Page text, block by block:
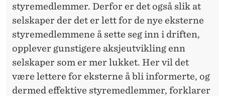
styremedlemmer. Derfor er det også slik at
selskaper der det er lett for de nye eksterne
styremedlemmene å sette seg inn i driften,
opplever gunstigere aksjeutvikling enn
selskaper som er mer lukket. Her vil det
være lettere for eksterne å bli informerte, og
dermed effektive styremedlemmer, forklarer